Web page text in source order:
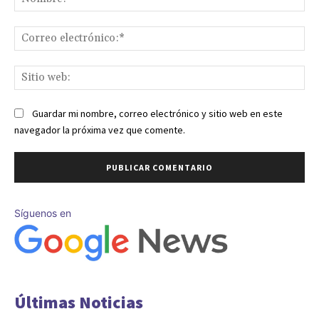
Guardar mi nombre, correo electrónico y sitio web en este
navegador la próxima vez que comente.
Síguenos en
Últimas Noticias